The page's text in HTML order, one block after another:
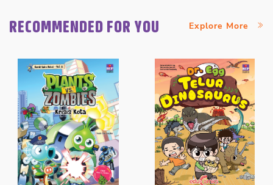
RECOMMENDED FOR YOU Explore More